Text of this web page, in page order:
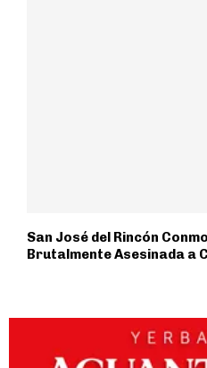
San José del Rincón
Brutalmente Asesinada a